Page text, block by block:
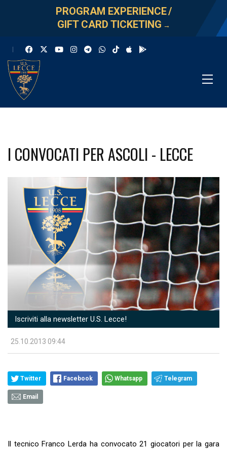
PROGRAM EXPERIENCE/
GIFT CARD TICKETING →
I CONVOCATI PER ASCOLI - LECCE
Iscriviti alla newsletter U.S. Lecce!
25.10.2013 09:44
Twitter Facebook Whatsapp Telegram
Email
Il tecnico Franco Lerda ha convocato 21 giocatori per la gara